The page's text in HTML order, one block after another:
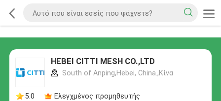
HEBEI CITTI MESH CO.,LTD
South of Anping,Hebei, China.,Κίνα
5.0 Ελεγχμένος προμηθευτής